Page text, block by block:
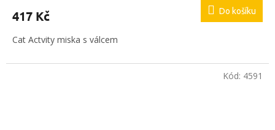
417 Kč Do košíku
Cat Actvity miska s válcem
Kód: 4591